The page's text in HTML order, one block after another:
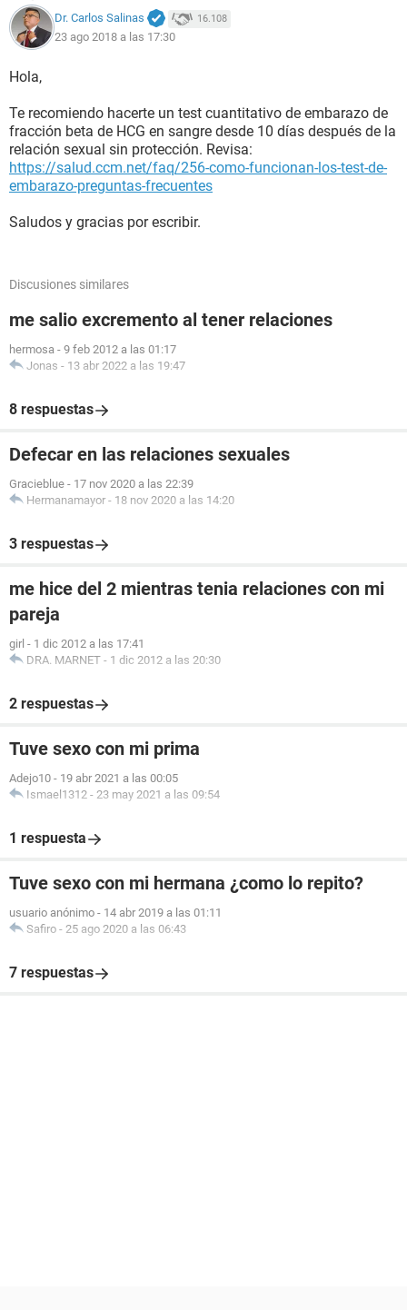
Dr. Carlos Salinas 16.108
23 ago 2018 a las 17:30
Hola,
Te recomiendo hacerte un test cuantitativo de embarazo de
fracción beta de HCG en sangre desde 10 días después de la
relación sexual sin protección. Revisa:
https://salud.ccm.net/faq/256-como-funcionan-los-test-de-
embarazo-preguntas-frecuentes
Saludos y gracias por escribir.
Discusiones similares
me salio excremento al tener relaciones
hermosa - 9 feb 2012 a las 01:17
Jonas - 13 abr 2022 a las 19:47
8 respuestas
Defecar en las relaciones sexuales
Gracieblue - 17 nov 2020 a las 22:39
Hermanamayor - 18 nov 2020 a las 14:20
3 respuestas
me hice del 2 mientras tenia relaciones con mi
pareja
girl - 1 dic 2012 a las 17:41
DRA. MARNET - 1 dic 2012 a las 20:30
2 respuestas
Tuve sexo con mi prima
Adejo10 - 19 abr 2021 a las 00:05
Ismael1312 - 23 may 2021 a las 09:54
1 respuesta
Tuve sexo con mi hermana ¿como lo repito?
usuario anónimo - 14 abr 2019 a las 01:11
Safiro - 25 ago 2020 a las 06:43
7 respuestas